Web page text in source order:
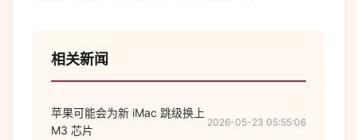
相关新闻
苹果可能会为新 iMac 跳级换上
M3 芯片
2026-05-23 05:55:06